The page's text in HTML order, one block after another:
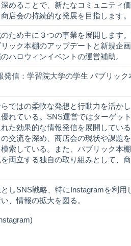
めることで、新たなコミュニティ
店会の持続的な発展を目指します。
ため主に３つの事業を展開します
ック本棚のアップデートと新規企
ハロウィンイベントの運営補助。
発信：学習院大学の学生 パブリッ
ではの柔軟な発想と行動力を活か
れている。SNS運営ではターゲッ
た効果的な情報発信を展開してい
交流を深め、商店会の現状や課題
索している。また、パブリック本
両立する独自の取り組みとして、
しSNS戦略、特にInstagramを利
、情報の拡大を図る。